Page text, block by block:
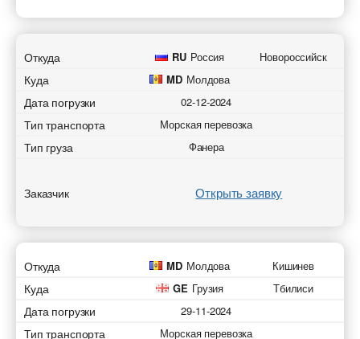
Откуда RU Россия Новороссийск
Куда MD Молдова
Дата погрузки 02-12-2024
Тип транспорта Морская перевозка
Тип груза Фанера
Заказчик Открыть заявку
Откуда MD Молдова Кишинев
Куда GE Грузия Тбилиси
Дата погрузки 29-11-2024
Тип транспорта Морская перевозка